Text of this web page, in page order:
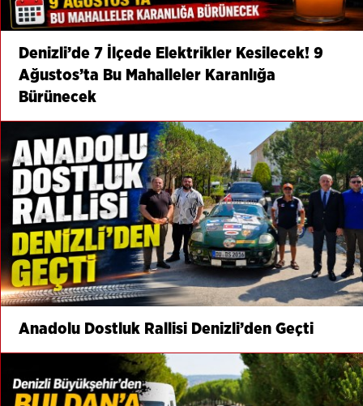
Denizli’de 7 İlçede Elektrikler Kesilecek! 9
Ağustos’ta Bu Mahalleler Karanlığa
Bürünecek
Anadolu Dostluk Rallisi Denizli’den Geçti